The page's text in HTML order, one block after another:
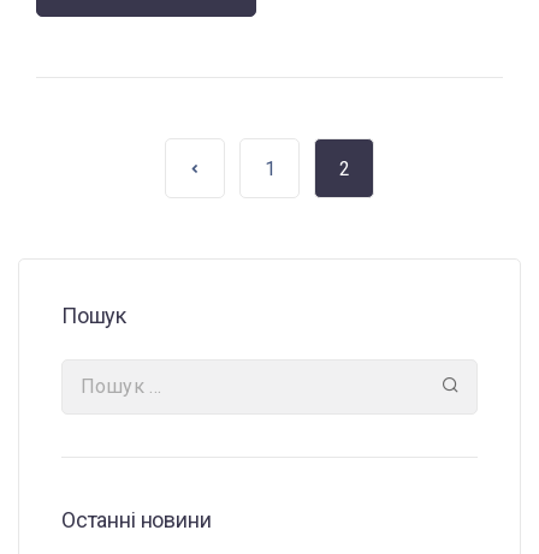
1 2
Пошук
Останні новини